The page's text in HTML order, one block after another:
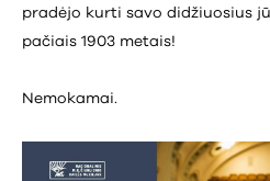
pradėjo kurti savo didžiuosius
pačiais 1903 metais!
Nemokamai.